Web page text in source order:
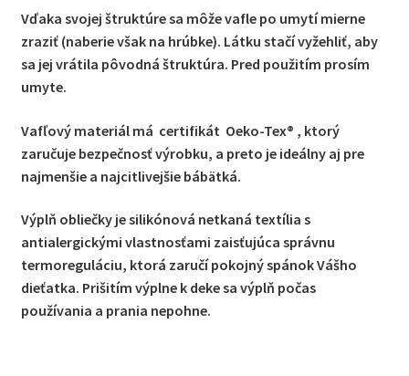
Vďaka svojej štruktúre sa môže vafle po umytí mierne
zraziť (naberie však na hrúbke). Látku stačí vyžehliť, aby
sa jej vrátila pôvodná štruktúra. Pred použitím prosím
umyte.
Vafľový materiál má certifikát Oeko-Tex® , ktorý
zaručuje bezpečnosť výrobku, a preto je ideálny aj pre
najmenšie a najcitlivejšie bábätká.
Výplň obliečky je silikónová netkaná textília s
antialergickými vlastnosťami zaisťujúca správnu
termoreguláciu, ktorá zaručí pokojný spánok Vášho
dieťatka. Prišitím výplne k deke sa výplň počas
používania a prania nepohne.